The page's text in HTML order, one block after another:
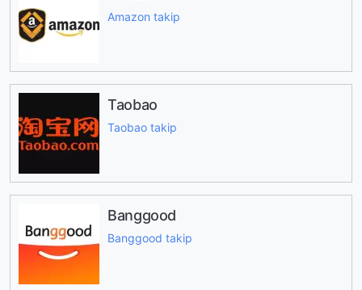
Amazon takip
Taobao
Taobao takip
Banggood
Banggood takip